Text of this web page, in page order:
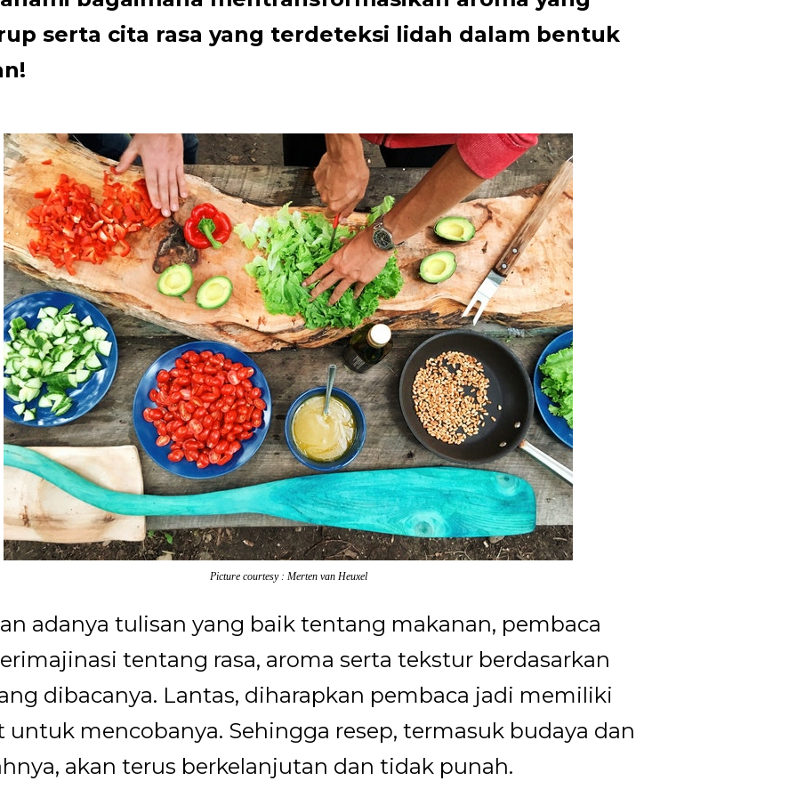
serta cita rasa yang terdeteksi lidah dalam bentuk
Picture courtesy : Merten van Heuxel
adanya tulisan yang baik tentang makanan, pembaca
tentang rasa, aroma serta tekstur berdasarkan
dibacanya. Lantas, diharapkan pembaca jadi memiliki
untuk mencobanya. Sehingga resep, termasuk budaya dan
akan terus berkelanjutan dan tidak punah.